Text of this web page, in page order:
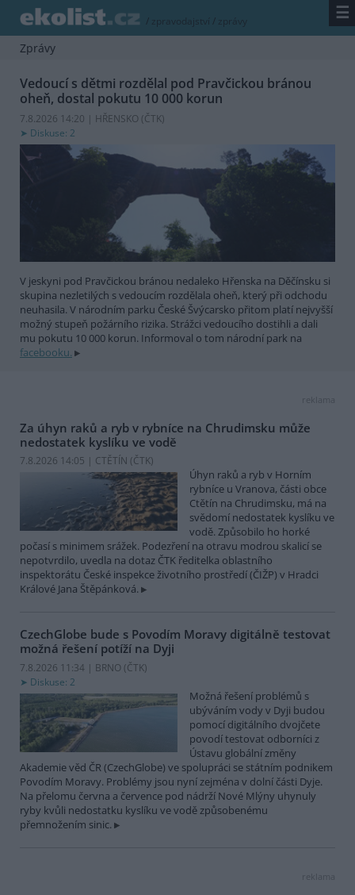
/ zpravodajství / zprávy ☰
Zprávy
Vedoucí s dětmi rozdělal pod Pravčickou bránou
oheň, dostal pokutu 10 000 korun
7.8.2026 14:20 | HŘENSKO (ČTK)
Diskuse: 2
V jeskyni pod Pravčickou bránou nedaleko Hřenska na Děčínsku si
skupina nezletilých s vedoucím rozdělala oheň, který při odchodu
neuhasila. V národním parku České Švýcarsko přitom platí nejvyšší
možný stupeň požárního rizika. Strážci vedoucího dostihli a dali
mu pokutu 10 000 korun. Informoval o tom národní park na
facebooku.
reklama
Za úhyn raků a ryb v rybníce na Chrudimsku může
nedostatek kyslíku ve vodě
7.8.2026 14:05 | CTĚTÍN (ČTK)
Úhyn raků a ryb v Horním
rybníce u Vranova, části obce
Ctětín na Chrudimsku, má na
svědomí nedostatek kyslíku ve
vodě. Způsobilo ho horké
počasí s minimem srážek. Podezření na otravu modrou skalicí se
nepotvrdilo, uvedla na dotaz ČTK ředitelka oblastního
inspektorátu České inspekce životního prostředí (ČIŽP) v Hradci
Králové Jana Štěpánková.
CzechGlobe bude s Povodím Moravy digitálně testovat
možná řešení potíží na Dyji
7.8.2026 11:34 | BRNO (ČTK)
Diskuse: 2
Možná řešení problémů s
ubýváním vody v Dyji budou
pomocí digitálního dvojčete
povodí testovat odborníci z
Ústavu globální změny
Akademie věd ČR (CzechGlobe) ve spolupráci se státním podnikem
Povodím Moravy. Problémy jsou nyní zejména v dolní části Dyje.
Na přelomu června a července pod nádrží Nové Mlýny uhynuly
ryby kvůli nedostatku kyslíku ve vodě způsobenému
přemnožením sinic.
reklama